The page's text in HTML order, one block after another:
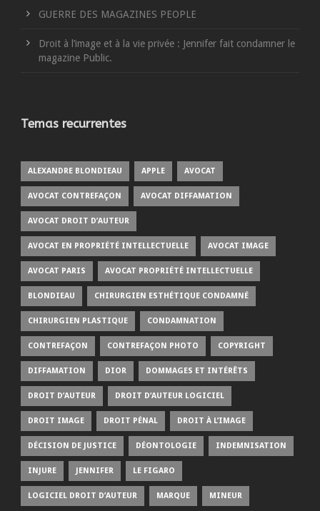
GUERRE DES MAGAZINES PEOPLE
Droit à l’image et à la vie privée : Jennifer fait condamner le
magazine Public.
Temas recurrentes
ALEXANDRE BLONDIEAU APPLE AVOCAT
AVOCAT CONTREFAÇON AVOCAT DIFFAMATION
AVOCAT DROIT D’AUTEUR
AVOCAT EN PROPRIÉTÉ INTELLECTUELLE AVOCAT IMAGE
AVOCAT PARIS AVOCAT PROPRIÉTÉ INTELLECTUELLE
BLONDIEAU CHIRURGIEN ESTHÉTIQUE CONDAMNÉ
CHIRURGIEN PLASTIQUE CONDAMNATION
CONTREFAÇON CONTREFAÇON PHOTO COPYRIGHT
DIFFAMATION DIOR DOMMAGES ET INTÉRÊTS
DROIT D’AUTEUR DROIT D’AUTEUR LOGICIEL
DROIT IMAGE DROIT PÉNAL DROIT À L’IMAGE
DÉCISION DE JUSTICE DÉONTOLOGIE INDEMNISATION
INJURE JENNIFER LE FIGARO
LOGICIEL DROIT D’AUTEUR MARQUE MINEUR